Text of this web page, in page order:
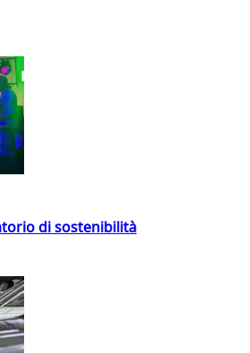
di sostenibilità